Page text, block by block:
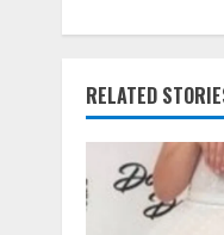
t
i
n
u
RELATED